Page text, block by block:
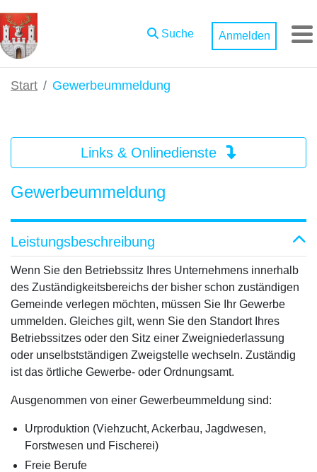
Zum Hauptinhalt springen
Suche Anmelden
Start Gewerbeummeldung
Links & Onlinedienste
Gewerbeummeldung
Leistungsbeschreibung
Wenn Sie den Betriebssitz Ihres Unternehmens innerhalb
des Zuständigkeitsbereichs der bisher schon zuständigen
Gemeinde verlegen möchten, müssen Sie Ihr Gewerbe
ummelden. Gleiches gilt, wenn Sie den Standort Ihres
Betriebssitzes oder den Sitz einer Zweigniederlassung
oder unselbstständigen Zweigstelle wechseln. Zuständig
ist das örtliche Gewerbe- oder Ordnungsamt.
Ausgenommen von einer Gewerbeummeldung sind:
Urproduktion (Viehzucht, Ackerbau, Jagdwesen,
Forstwesen und Fischerei)
Freie Berufe